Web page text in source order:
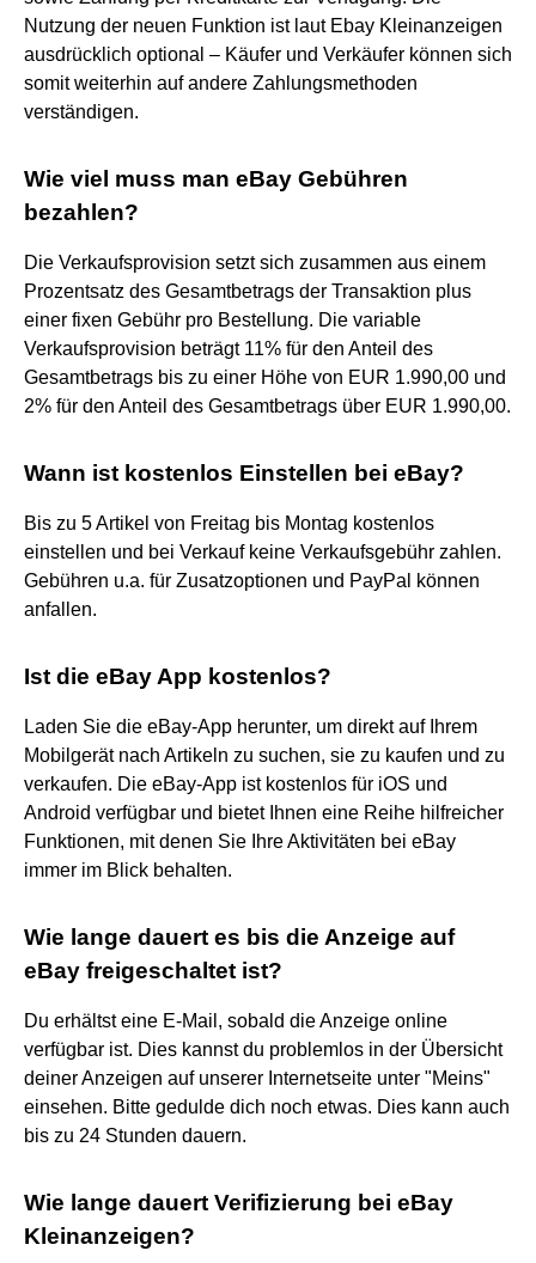
Nutzung der neuen Funktion ist laut Ebay Kleinanzeigen
ausdrücklich optional – Käufer und Verkäufer können sich
somit weiterhin auf andere Zahlungsmethoden
verständigen.
Wie viel muss man eBay Gebühren
bezahlen?
Die Verkaufsprovision setzt sich zusammen aus einem
Prozentsatz des Gesamtbetrags der Transaktion plus
einer fixen Gebühr pro Bestellung. Die variable
Verkaufsprovision beträgt 11% für den Anteil des
Gesamtbetrags bis zu einer Höhe von EUR 1.990,00 und
2% für den Anteil des Gesamtbetrags über EUR 1.990,00.
Wann ist kostenlos Einstellen bei eBay?
Bis zu 5 Artikel von Freitag bis Montag kostenlos
einstellen und bei Verkauf keine Verkaufsgebühr zahlen.
Gebühren u.a. für Zusatzoptionen und PayPal können
anfallen.
Ist die eBay App kostenlos?
Laden Sie die eBay-App herunter, um direkt auf Ihrem
Mobilgerät nach Artikeln zu suchen, sie zu kaufen und zu
verkaufen. Die eBay-App ist kostenlos für iOS und
Android verfügbar und bietet Ihnen eine Reihe hilfreicher
Funktionen, mit denen Sie Ihre Aktivitäten bei eBay
immer im Blick behalten.
Wie lange dauert es bis die Anzeige auf
eBay freigeschaltet ist?
Du erhältst eine E-Mail, sobald die Anzeige online
verfügbar ist. Dies kannst du problemlos in der Übersicht
deiner Anzeigen auf unserer Internetseite unter "Meins"
einsehen. Bitte gedulde dich noch etwas. Dies kann auch
bis zu 24 Stunden dauern.
Wie lange dauert Verifizierung bei eBay
Kleinanzeigen?